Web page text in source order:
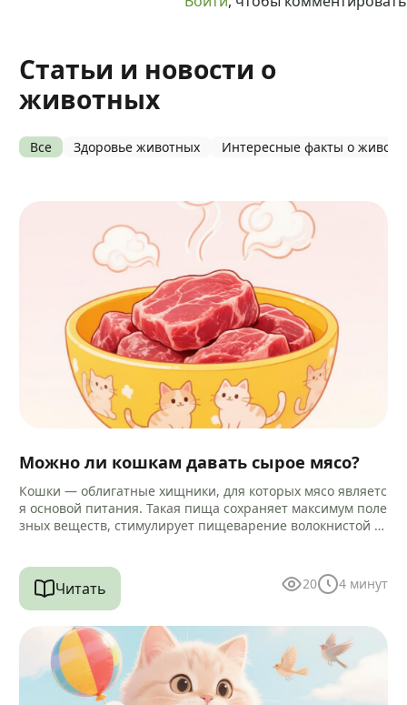
Статьи и новости о
животных
Все Здоровье животных Интересные факты о
Можно ли кошкам давать сырое мясо?
Кошки — облигатные хищники, для которых мясо являетс
я основой питания. Такая пища сохраняет максимум поле
зных веществ, стимулирует пищеварение волокнистой ст
Читать 20 4 минут